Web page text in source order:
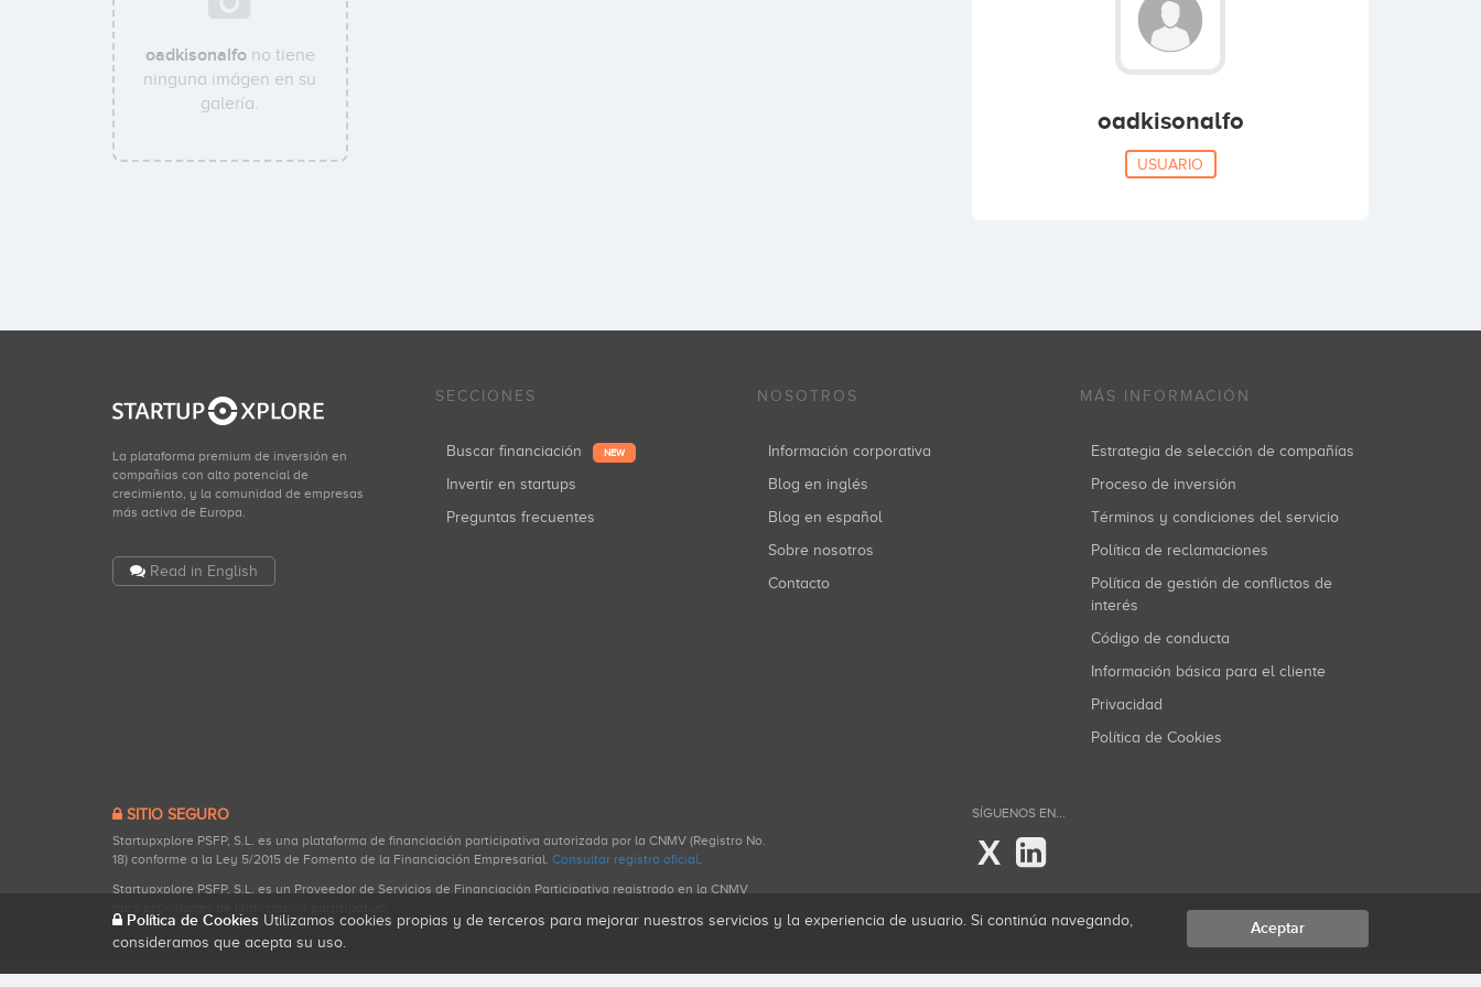
oadkisonalfono tiene
ninguna imágen en su
galería.
oadkisonalfo
USUARIO
La plataforma premium de inversión en
compañías con alto potencial de
crecimiento, y la comunidad de empresas
más activa de Europa.
Read in English
SECCIONES
Buscar financiación NEW
Invertir en startups
Preguntas frecuentes
NOSOTROS
Información corporativa
Blog en inglés
Blog en español
Sobre nosotros
Contacto
MÁS INFORMACIÓN
Estrategia de selección de compañías
Proceso de inversión
Términos y condiciones del servicio
Política de reclamaciones
Política de gestión de conflictos de
interés
Código de conducta
Información básica para el cliente
Privacidad
Política de Cookies
SITIO SEGURO
Startupxplore PSFP, S.L. es una plataforma de financiación participativa autorizada por la CNMV (Registro No.
18) conforme a la Ley 5/2015 de Fomento de la Financiación Empresarial. Consultar registro oficial.
Startupxplore PSFP, S.L. es un Proveedor de Servicios de Financiación Participativa registrado en la CNMV
SÍGUENOS EN...
X
Política de Cookies Utilizamos cookies propias y de terceros para mejorar nuestros servicios y la experiencia de usuario. Si continúa navegando,
consideramos que acepta su uso.
Aceptar